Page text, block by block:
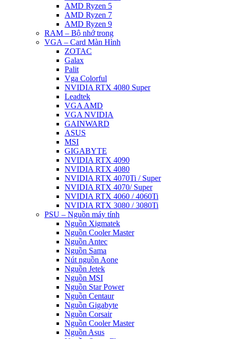
AMD Ryzen 5
AMD Ryzen 7
AMD Ryzen 9
RAM – Bộ nhớ trong
VGA – Card Màn Hình
ZOTAC
Galax
Palit
Vga Colorful
NVIDIA RTX 4080 Super
Leadtek
VGA AMD
VGA NVIDIA
GAINWARD
ASUS
MSI
GIGABYTE
NVIDIA RTX 4090
NVIDIA RTX 4080
NVIDIA RTX 4070Ti / Super
NVIDIA RTX 4070/ Super
NVIDIA RTX 4060 / 4060Ti
NVIDIA RTX 3080 / 3080Ti
PSU – Nguồn máy tính
Nguồn Xigmatek
Nguồn Cooler Master
Nguồn Antec
Nguồn Sama
Nút nguồn Aone
Nguồn Jetek
Nguồn MSI
Nguồn Star Power
Nguồn Centaur
Nguồn Gigabyte
Nguồn Corsair
Nguồn Cooler Master
Nguồn Asus